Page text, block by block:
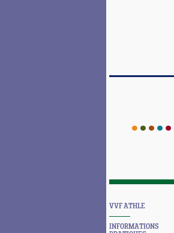
VVF ATHLE
INFORMATIONS